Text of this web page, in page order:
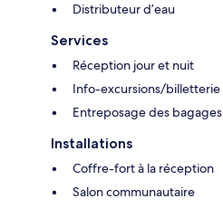
Distributeur d’eau
Services
Réception jour et nuit
Info-excursions/billetterie
Entreposage des bagages
Installations
Coffre-fort à la réception
Salon communautaire